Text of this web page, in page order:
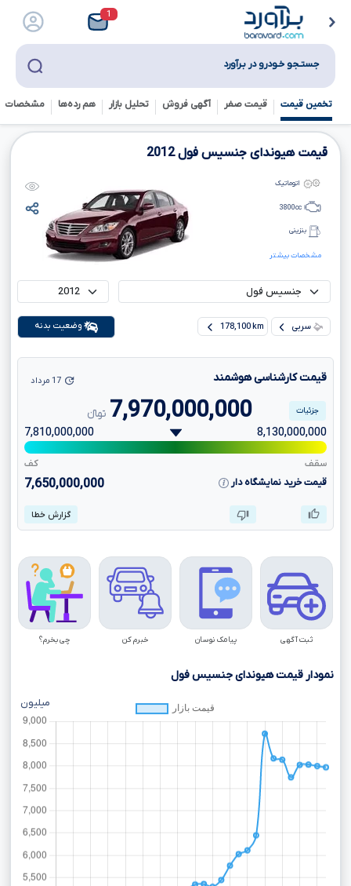
1
جستـجو خـودرو در بـرآورد
تخمین قیمت قیمت صفر آگهی فروش تحلیل بازار هم رده‌ها‌ مشخصات
قیمت هیوندای جنسیس فول2012
مشخصات بیشتر
اتوماتیک
3800cc
بنزینی
سربی 178,100 km وضعیت بدنه
قیمت کارشناسی هوشمند
7,970,000,000 تومانءءء
17 مرداد
جزئیات
8,130,000,000
7,810,000,000
سقف
کف
قیمت خرید نمایشگاه دار
7,650,000,000
گزارش خطا
ثبت آگهی پیامک نوسان خبرم کن چی بخرم؟
نمودار قیمت هیوندای جنسیس فول
میلیون